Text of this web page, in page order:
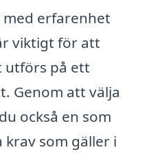
med erfarenhet
viktigt för att
utförs på ett
Genom att välja
också en som
krav som gäller i